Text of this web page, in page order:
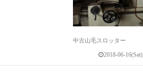
中古山毛スロッター
2018-06-16(Sat)